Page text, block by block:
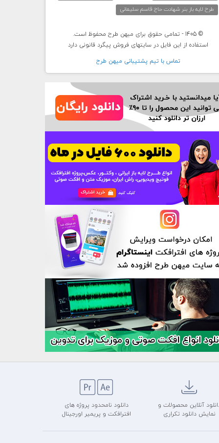
طرح لایه باز بنر شهادت حاج قاسم سلیمانی
© 1405 - تمامی حقوق برای میهن طرح محفوظ است.
استفاده از این فایل در سایتهای فروش پیگرد قانونی دارد
تماس با تيم پشتيبانی ميهن طرح
آنلاین محصولات و
نمایش دانلود تکراری
دانلود نامحدود پروژه های
افترافکت و پریمیر اورجینال